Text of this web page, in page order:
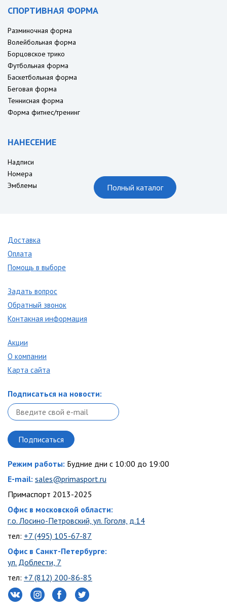
СПОРТИВНАЯ ФОРМА
Разминочная форма
Волейбольная форма
Борцовское трико
Футбольная форма
Баскетбольная форма
Беговая форма
Теннисная форма
Форма фитнес/тренинг
НАНЕСЕНИЕ
Надписи
Номера
Эмблемы
Полный каталог
Доставка
Оплата
Помощь в выборе
Задать вопрос
Обратный звонок
Контакная информация
Акции
О компании
Карта сайта
Подписаться на новости:
Режим работы: Будние дни с 10:00 до 19:00
E-mail: sales@primasport.ru
Примаспорт 2013-2025
Офис в московской области:
г.о. Лосино-Петровский, ул. Гоголя, д.14
тел: +7 (495) 105-67-87
Офис в Санкт-Петербурге:
ул. Доблести, 7
тел: +7 (812) 200-86-85